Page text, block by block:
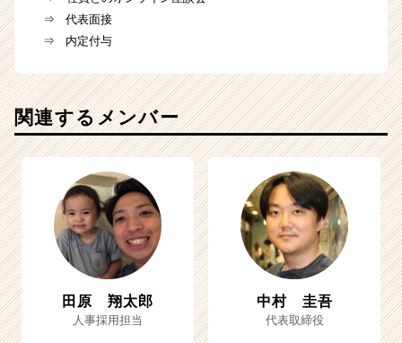
⇒ 代表面接
⇒ 内定付与
関連するメンバー
田原 翔太郎
人事採用担当
中村 圭吾
代表取締役